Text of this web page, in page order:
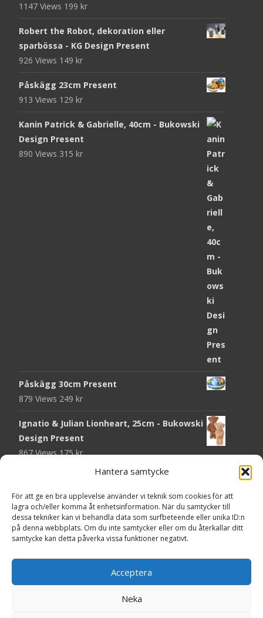
Hantera samtycke
För att ge en bra upplevelse använder vi teknik som cookies för att
lagra och/eller komma åt enhetsinformation. När du samtycker till
dessa tekniker kan vi behandla data som surfbeteende eller unika ID:n
på denna webbplats. Om du inte samtycker eller om du återkallar ditt
samtycke kan detta påverka vissa funktioner negativt.
Acceptera
Neka
1147 Views 199 kr
Robert the Robot, dekoration eller
sparbössa - KG Design Present
926 Views 149 kr
Påskägg 23cm Present
913 Views 129 kr
Kanin Patrick & Gabrielle, 40cm - Bukowski
Design Present
890 Views 315 kr
Påskägg 30cm Present
879 Views 249 kr
Ignatio & Julian Lionheart, 25cm - Bukowski
Design Present
867 Views175kr
Chokladmynt Påskmotiv Present
824 Views25kr
Kort Påskhare, 8,5x11,5 cm Present
767 Views20kr
Tändsticksask I den enkla bor det vackra,
röd - Ernst Kirchsteiger Present
724 Views89kr
Powered by WordPress, Themei-craftby TemplatesNext.